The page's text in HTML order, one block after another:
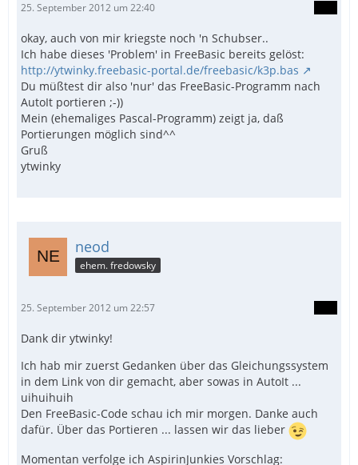
25. September 2012 um 22:40
okay, auch von mir kriegste noch 'n Schubser..
Ich habe dieses 'Problem' in FreeBasic bereits gelöst:
http://ytwinky.freebasic-portal.de/freebasic/k3p.bas
Du müßtest dir also 'nur' das FreeBasic-Programm nach
AutoIt portieren ;-))
Mein (ehemaliges Pascal-Programm) zeigt ja, daß
Portierungen möglich sind^^
Gruß
ytwinky
neod
ehem. fredowsky
25. September 2012 um 22:57
Dank dir ytwinky!
Ich hab mir zuerst Gedanken über das Gleichungssystem
in dem Link von dir gemacht, aber sowas in AutoIt ...
uihuihuih
Den FreeBasic-Code schau ich mir morgen. Danke auch
dafür. Über das Portieren ... lassen wir das lieber
Momentan verfolge ich AspirinJunkies Vorschlag: